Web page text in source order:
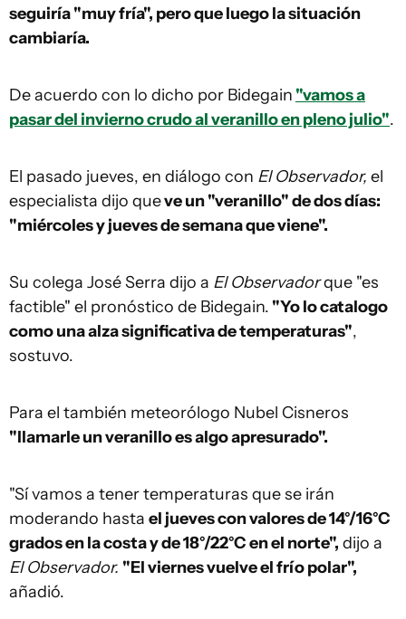
seguiría "muy fría", pero que luego la situación
cambiaría.
De acuerdo con lo dicho por Bidegain "vamos a
pasar del invierno crudo al veranillo en pleno julio".
El pasado jueves, en diálogo con El Observador, el
especialista dijo queve un "veranillo" de dos días:
"miércoles y jueves de semana que viene".
Su colega José Serra dijo a El Observadorque "es
factible" el pronóstico de Bidegain. "Yo lo catalogo
como una alza significativa de temperaturas",
sostuvo.
Para el también meteorólogo Nubel Cisneros
"llamarle un veranillo es algo apresurado".
"Sí vamos a tener temperaturas que se irán
moderando hasta el jueves con valores de 14°/16°C
grados en la costa y de 18°/22°C en el norte", dijo a
El Observador. "El viernes vuelve el frío polar",
añadió.